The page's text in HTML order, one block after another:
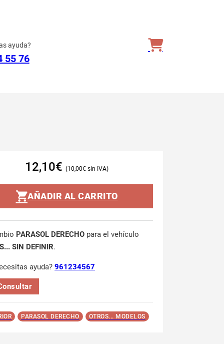
ayuda?
55 76
12,10€ 10,00€
AÑADIR AL CARRITO
PARASOL DERECHO para el vehículo
SIN DEFINIR.
ayuda? 961234567
PARASOL DERECHO OTROS... MODELOS